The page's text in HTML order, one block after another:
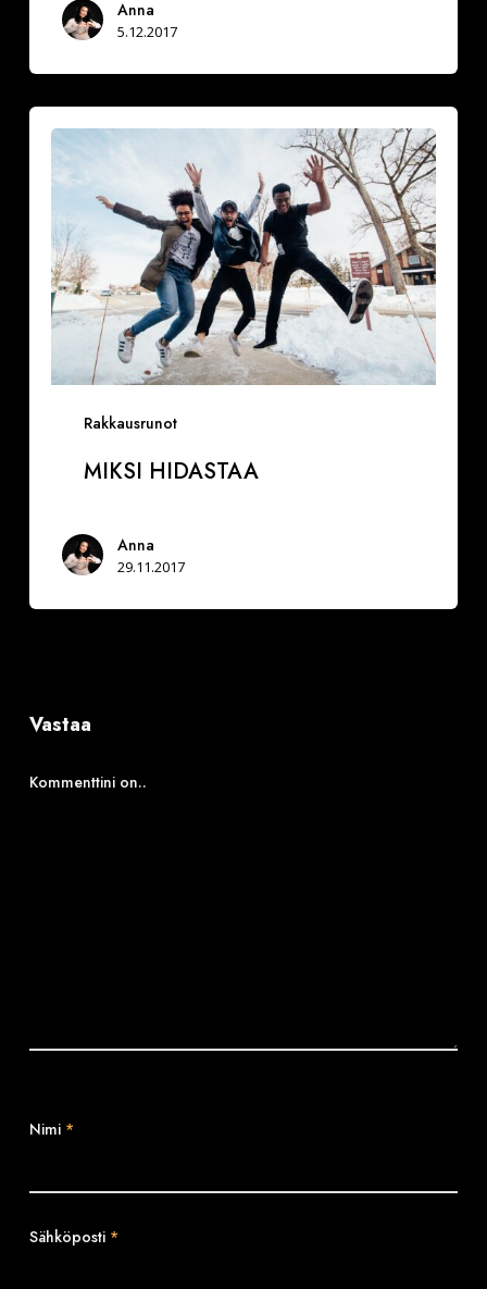
Anna
5.12.2017
Rakkausrunot
hidastaa
MIKSI HIDASTAA
Anna
29.11.2017
Vastaa
Kommenttini on..
Nimi *
Sähköposti *